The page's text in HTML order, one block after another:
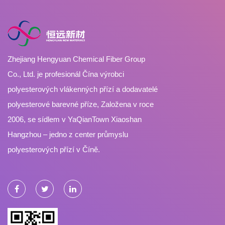
Zhejiang Hengyuan Chemical Fiber Group
Co., Ltd. je profesionál Čína výrobci
polyesterových vlákenných přízí a dodavatelé
polyesterové barevné příze, Založena v roce
2006, se sídlem v YaQianTown Xiaoshan
Hangzhou – jedno z center průmyslu
polyesterových přízí v Číně.